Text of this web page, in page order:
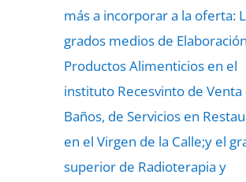
más a incorporar a la oferta:
grados medios de
Productos Alimenticios en el
instituto Recesvinto de Venta
Baños, de Servicios en
en el Virgen de la Calle;y el
superior de Radioterapia y